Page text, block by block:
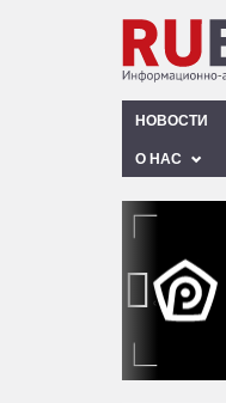
НОВОСТИ
О НАС
‹